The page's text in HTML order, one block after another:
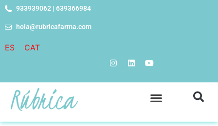
933939062 | 639366984
hola@rubricafarma.com
ES CAT